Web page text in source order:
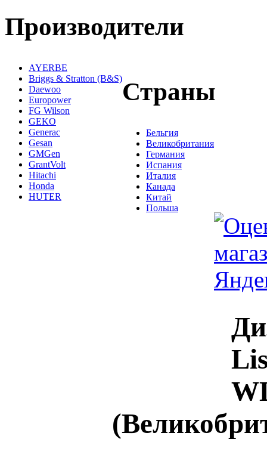
Производители
AYERBE
Briggs & Stratton (B&S)
Daewoo
Europower
FG Wilson
GEKO
Generac
Gesan
GMGen
GrantVolt
Hitachi
Honda
HUTER
Страны
Бельгия
Великобритания
Германия
Испания
Италия
Канада
Китай
Польша